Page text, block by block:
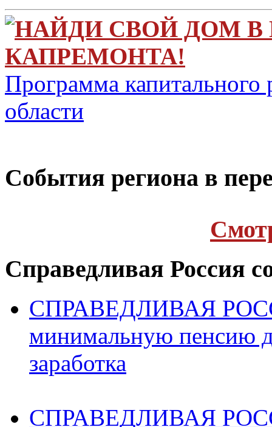
НАЙДИ СВОЙ ДОМ В
КАПРЕМОНТА!
Программа
области
Cобытия региона в
Справедливая Россия
СПРАВЕДЛИВАЯ
минимальную пенсию
заработка
СПРАВЕДЛИВАЯ